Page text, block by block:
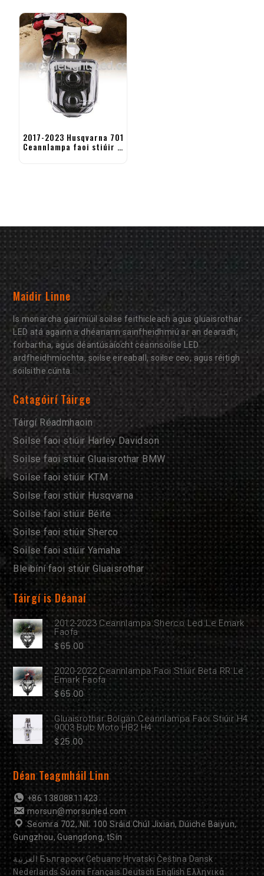
2017-2023 Husqvarna 701
Ceannlampa faoi stiúir –
Maidir Linne
Is monarcha gairmiúil soilse feithicleach agus gluaisrothar
LED atá againn a dhéanann sainfheidhmiú ar an dearadh,
forbartha, agus déantúsaíocht ceannsoilse LED
ardfheidhmíochta, soilse eireaball, soilse ceo, agus réitigh
soilsithe cúnta.
Catagóirí Táirge
Táirgí Réadmhaoin
Soilse faoi stiúir Harley Davidson
Soilse faoi stiúir Gluaisrothar BMW
Soilse faoi stiúir KTM
Soilse faoi stiúir Husqvarna
Soilse faoi stiúir Béite
Soilse faoi stiúir Sherco
Soilse faoi stiúir Yamaha
Bleibíní faoi stiúir Gluaisrothar
Táirgí is Déanaí
2012-2023 Ceannlampa Sherco Led Le Emark
Faofa
$65.00
2020-2022 Ceannlampa Faoi Stiúir Beta RR Le
Emark Faofa
$65.00
Gluaisrothar Bolgán Ceannlampa Faoi Stiúir H4
9003 Bulb Moto HB2 H4
$25.00
Déan Teagmháil Linn
+86 13808811423
morsun@morsunled.com
Seomra 702, Níl. 100 Sráid Chúl Jixian, Dúiche Baiyun,
Gungzhou, Guangdong, tSín
العربية Български Cebuano Hrvatski Čeština Dansk
Nederlands Suomi Français Deutsch English Ελληνικά